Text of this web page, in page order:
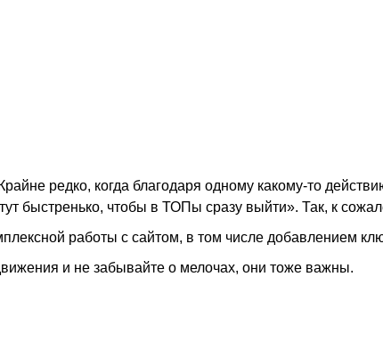
редко, когда благодаря одному какому-то
быстренько, чтобы в ТОПы сразу выйти». Так, к
работы с сайтом, в том числе добавлением
и не забывайте о мелочах, они тоже важны.